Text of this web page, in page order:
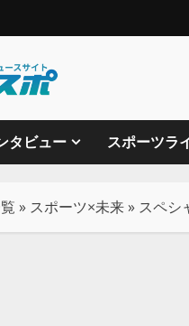
タビュー スポーツラ
» スポーツ×未来» スペシ